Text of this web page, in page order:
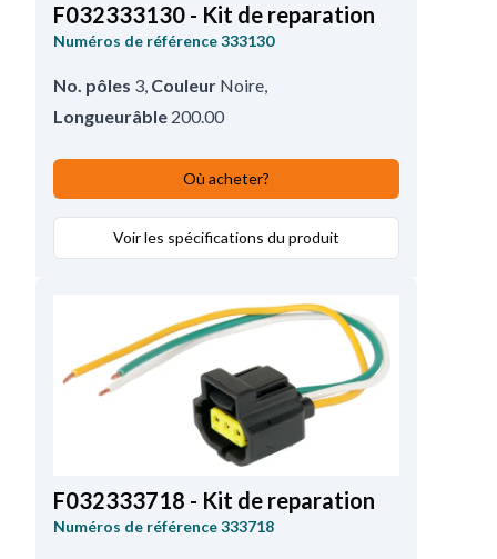
F032333130 - Kit de reparation
Numéros de référence333130
No. pôles 3, Couleur Noire,
Longueurâble 200.00
Où acheter?
Voir les spécifications du produit
F032333718 - Kit de reparation
Numéros de référence333718